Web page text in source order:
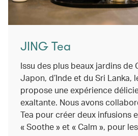
JING Tea
Issu des plus beaux jardins de
Japon, d’Inde et du Sri Lanka,
propose une expérience
exaltante. Nous avons
Tea pour créer deux infusions
« Soothe » et « Calm », pour